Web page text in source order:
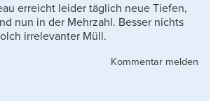
erreicht leider täglich neue Tiefen,
nun in der Mehrzahl. Besser nichts
irrelevanter Müll.
Kommentar melden